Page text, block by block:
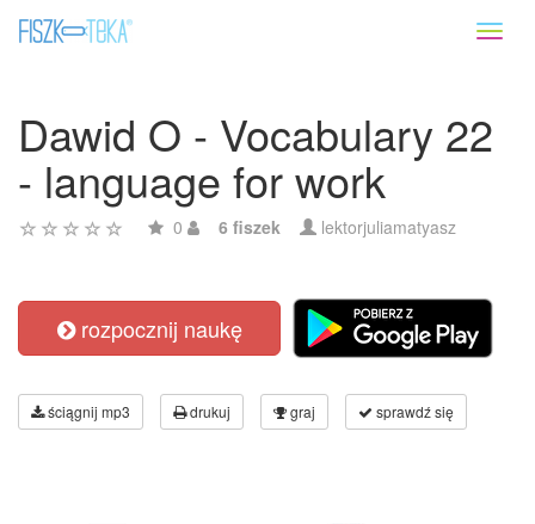
Dawid O - Vocabulary 22
- language for work
0 6 fiszek lektorjuliamatyasz
rozpocznij naukę
ściągnij mp3 drukuj graj sprawdź się